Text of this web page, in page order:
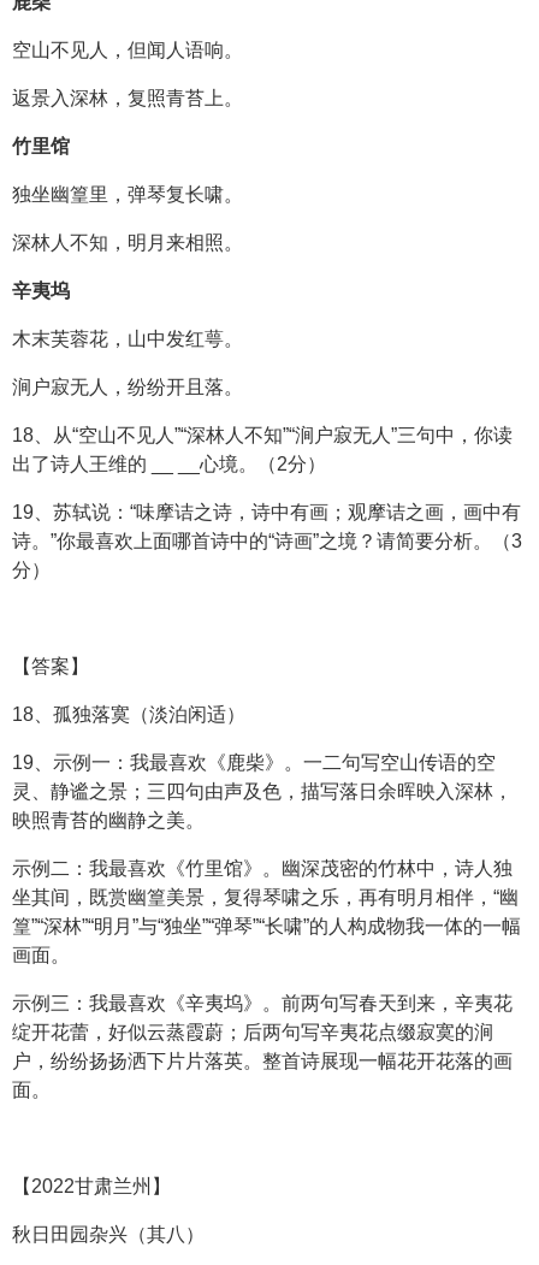
空山不见人，但闻人语响。
返景入深林，复照青苔上。
竹里馆
独坐幽篁里，弹琴复长啸。
深林人不知，明月来相照。
辛夷坞
木末芙蓉花，山中发红萼。
涧户寂无人，纷纷开且落。
18、从“空山不见人”“深林人不知”“涧户寂无人”三句中，你读
出了诗人王维的 __ __心境。（2分）
19、苏轼说：“味摩诘之诗，诗中有画；观摩诘之画，画中有
诗。”你最喜欢上面哪首诗中的“诗画”之境？请简要分析。（3
分）
【答案】
18、孤独落寞（淡泊闲适）
19、示例一：我最喜欢《鹿柴》。一二句写空山传语的空
灵、静谧之景；三四句由声及色，描写落日余晖映入深林，
映照青苔的幽静之美。
示例二：我最喜欢《竹里馆》。幽深茂密的竹林中，诗人独
坐其间，既赏幽篁美景，复得琴啸之乐，再有明月相伴，“幽
篁”“深林”“明月”与“独坐”“弹琴”“长啸”的人构成物我一体的一幅
画面。
示例三：我最喜欢《辛夷坞》。前两句写春天到来，辛夷花
绽开花蕾，好似云蒸霞蔚；后两句写辛夷花点缀寂寞的涧
户，纷纷扬扬洒下片片落英。整首诗展现一幅花开花落的画
面。
【2022甘肃兰州】
秋日田园杂兴（其八）